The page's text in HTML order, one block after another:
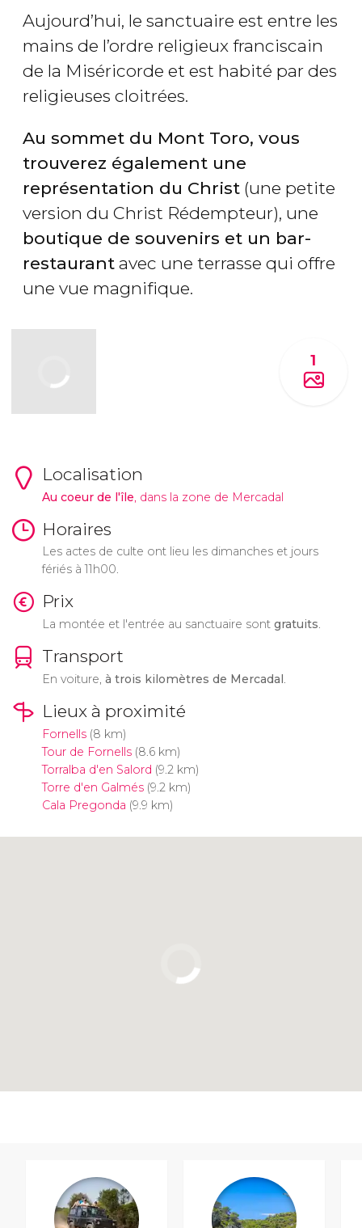
Aujourd’hui, le sanctuaire est entre les
mains de l’ordre religieux franciscain
de la Miséricorde et est habité par des
religieuses cloitrées.
Au sommet du Mont Toro, vous
trouverez également une
représentation du Christ (une petite
version du Christ Rédempteur), une
boutique de souvenirs et un bar-
restaurant avec une terrasse qui offre
une vue magnifique.
1
Localisation
Au coeur de l'île , dans la zone de Mercadal
Horaires
Les actes de culte ont lieu les dimanches et jours
fériés à 11h00.
Prix
La montée et l'entrée au sanctuaire sont gratuits.
Transport
En voiture, à trois kilomètres de Mercadal.
Lieux à proximité
Fornells(8 km)
Tour de Fornells(8.6 km)
Torralba d'en Salord (9.2 km)
Torre d'en Galmés(9.2 km)
Cala Pregonda (9.9 km)